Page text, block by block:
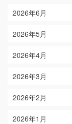
2026年6月
2026年5月
2026年4月
2026年3月
2026年2月
2026年1月